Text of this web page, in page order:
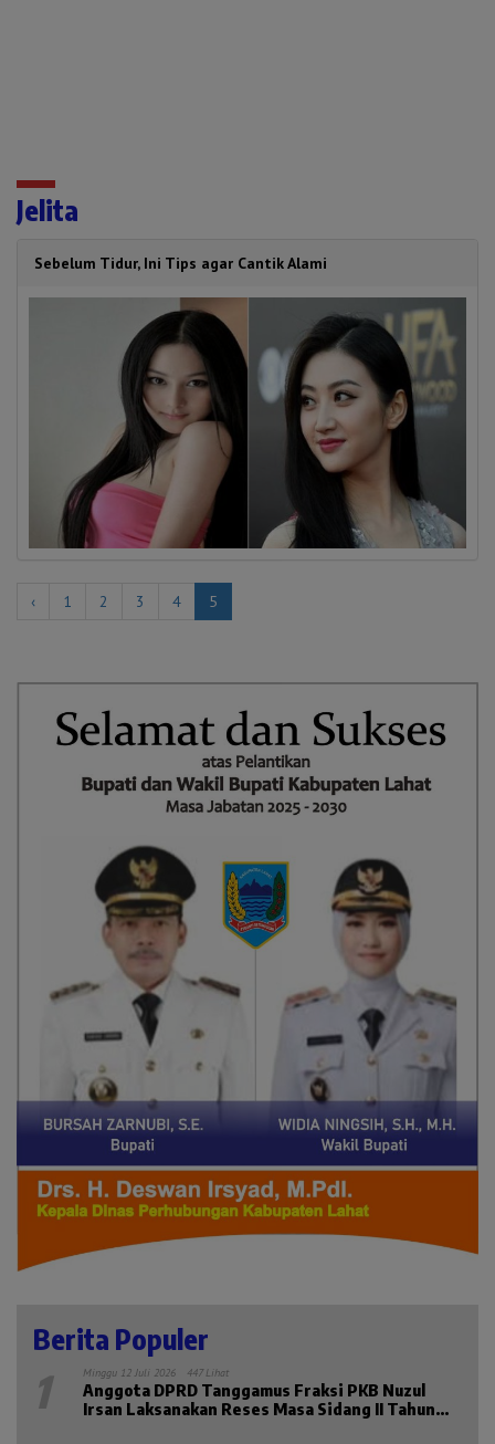
Jelita
Sebelum Tidur, Ini Tips agar Cantik Alami
‹ 1 2 3 4 5
Berita Populer
1 Minggu 12 Juli 2026 447 Lihat
Anggota DPRD Tanggamus Fraksi PKB Nuzul
Irsan Laksanakan Reses Masa Sidang II Tahun